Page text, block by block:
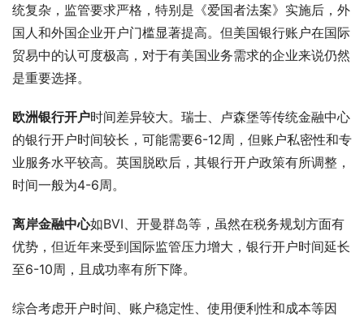
统复杂，监管要求严格，特别是《爱国者法案》实施后，外
国人和外国企业开户门槛显著提高。但美国银行账户在国际
贸易中的认可度极高，对于有美国业务需求的企业来说仍然
是重要选择。
欧洲银行开户时间差异较大。瑞士、卢森堡等传统金融中心
的银行开户时间较长，可能需要6-12周，但账户私密性和专
业服务水平较高。英国脱欧后，其银行开户政策有所调整，
时间一般为4-6周。
离岸金融中心如BVI、开曼群岛等，虽然在税务规划方面有
优势，但近年来受到国际监管压力增大，银行开户时间延长
至6-10周，且成功率有所下降。
综合考虑开户时间、账户稳定性、使用便利性和成本等因